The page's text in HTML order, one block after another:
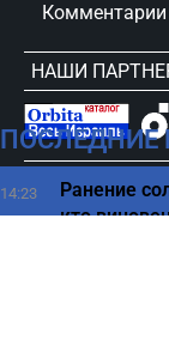
ПОСЛЕДНИЕ
14:23
Ранение
кто
НАШИ
сursorinfo.co.il